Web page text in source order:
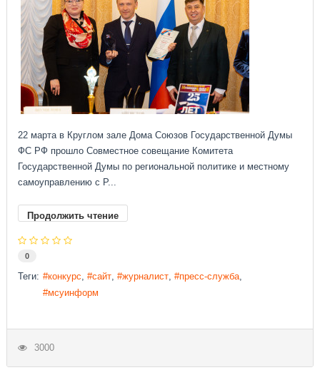
22 марта в Круглом зале Дома Союзов Государственной Думы
ФС РФ прошло Совместное совещание Комитета
Государственной Думы по региональной политике и местному
самоуправлению с Р...
Продолжить чтение
0
Теги: конкурс сайт журналист
пресс-служба
мсуинформ
3000